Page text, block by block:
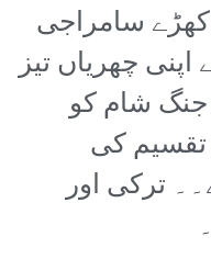
سامراجی
چھریاں تیز
جنگ شام کو
تقسیم کی
ترکی اور